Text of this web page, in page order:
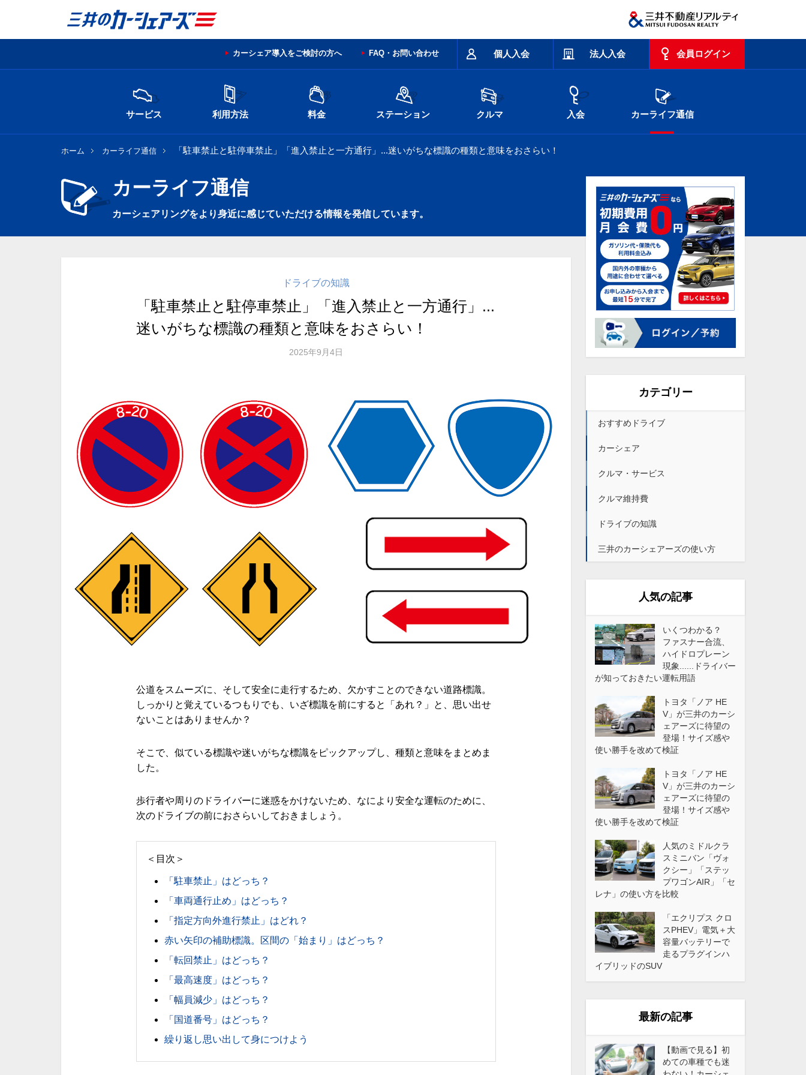
個人入会 法人入会 会員ログイン
カーシェア導入をご検討の方へ FAQ・お問い合わせ
サービス 利用方法 料金 ステーション クルマ 入会 カーライフ通信
ホーム カーライフ通信 「駐車禁止と駐停車禁止」「進入禁止と一方通行」...迷いがちな標識の種類と意味をおさらい！
カーライフ通信
カーシェアリングをより身近に感じていただける情報を発信しています。
ドライブの知識
「駐車禁止と駐停車禁止」「進入禁止と一方通行」...
迷いがちな標識の種類と意味をおさらい！
2025年9月4日
公道をスムーズに、そして安全に走行するため、欠かすことのできない道路標識。
しっかりと覚えているつもりでも、いざ標識を前にすると「あれ？」と、思い出せ
ないことはありませんか？
そこで、似ている標識や迷いがちな標識をピックアップし、種類と意味をまとめま
した。
歩行者や周りのドライバーに迷惑をかけないため、なにより安全な運転のために、
次のドライブの前におさらいしておきましょう。
＜目次＞
「駐車禁止」はどっち？
「車両通行止め」はどっち？
「指定方向外進行禁止」はどれ？
赤い矢印の補助標識。区間の「始まり」はどっち？
「転回禁止」はどっち？
「最高速度」はどっち？
「幅員減少」はどっち？
「国道番号」はどっち？
繰り返し思い出して身につけよう
カテゴリー
おすすめドライブ
カーシェア
クルマ・サービス
クルマ維持費
ドライブの知識
三井のカーシェアーズの使い方
人気の記事
いくつわかる？
ファスナー合流、
ハイドロプレーン
現象......ドライバー
が知っておきたい運転用語
トヨタ「ノア HE
V」が三井のカーシ
ェアーズに待望の
登場！サイズ感や
使い勝手を改めて検証
トヨタ「ノア HE
V」が三井のカーシ
ェアーズに待望の
登場！サイズ感や
使い勝手を改めて検証
人気のミドルクラ
スミニバン「ヴォ
クシー」「ステッ
プワゴンAIR」「セ
レナ」の使い方を比較
「エクリプス クロ
スPHEV」電気＋大
容量バッテリーで
走るプラグインハ
イブリッドのSUV
最新の記事
【動画で見る】初
めての車種でも迷